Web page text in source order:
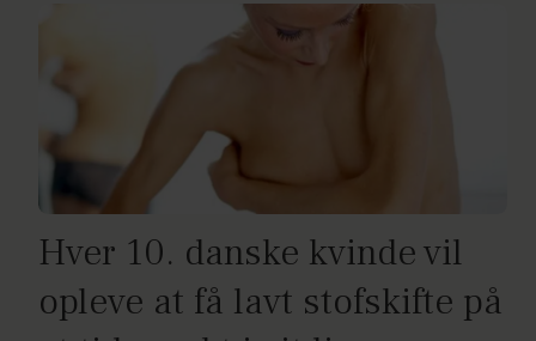
Hver 10. danske kvinde vil
opleve at få lavt stofskifte på